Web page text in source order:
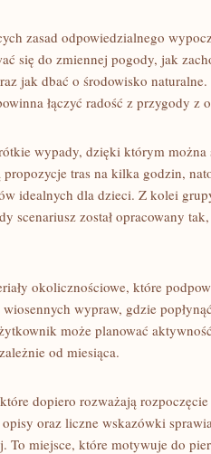
zasad odpowiedzialnego
się do zmiennej pogody, jak
jak dbać o środowisko naturalne.
łączyć radość z przygody z
wypady, dzięki którym można
tras na kilka godzin,
idealnych dla dzieci. Z kolei
scenariusz został opracowany
okolicznościowe, które
wypraw, gdzie
może planować
od miesiąca.
dopiero rozważają
oraz liczne wskazówki
To miejsce, które motywuje do